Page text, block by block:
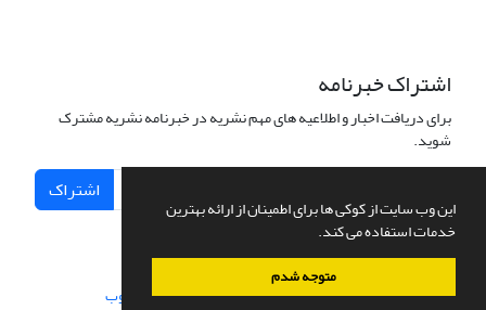
این وب سایت از کوکی ها برای اطمینان از ارائه بهترین
خدمات استفاده می کند.
متوجه شدم
اشتراک خبرنامه
برای دریافت اخبار و اطلاعیه های مهم نشریه در خبرنامه نشریه مشترک
شوید.
اشتراک
سامانه مدیریت نشریات علمی.طراحی و پیاده سازی از سیناوب